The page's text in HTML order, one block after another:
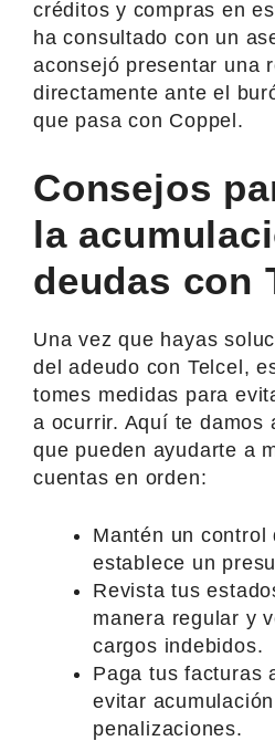
créditos y compras en
ha consultado con un
aconsejó presentar una
directamente ante el
que pasa con Coppel.
Consejos
la
deudas con
Una vez que hayas
del adeudo con Telcel,
tomes medidas para
a ocurrir. Aquí te damos
que pueden ayudarte a
cuentas en orden:
Mantén un control
establece un
Revista tus
manera regular y
cargos indebidos.
Paga tus facturas
evitar
penalizaciones.